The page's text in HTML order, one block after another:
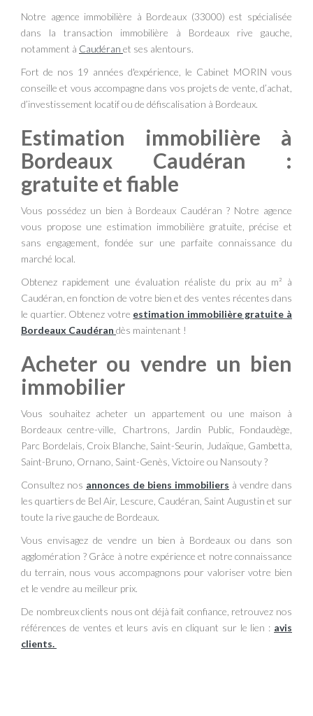
Notre agence immobilière à Bordeaux (33000) est spécialisée
dans la transaction immobilière à Bordeaux rive gauche,
notamment à Caudéran et ses alentours.
Fort de nos 19 années d'expérience, le Cabinet MORIN vous
conseille et vous accompagne dans vos projets de vente, d’achat,
d’investissement locatif ou de défiscalisation à Bordeaux.
Estimation immobilière à
Bordeaux Caudéran :
gratuite et fiable
Vous possédez un bien à Bordeaux Caudéran ? Notre agence
vous propose une estimation immobilière gratuite, précise et
sans engagement, fondée sur une parfaite connaissance du
marché local.
Obtenez rapidement une évaluation réaliste du prix au m² à
Caudéran, en fonction de votre bien et des ventes récentes dans
le quartier. Obtenez votre estimation immobilière gratuite à
Bordeaux Caudéran dès maintenant !
Acheter ou vendre un bien
immobilier
Vous souhaitez acheter un appartement ou une maison à
Bordeaux centre-ville, Chartrons, Jardin Public, Fondaudège,
Parc Bordelais, Croix Blanche, Saint-Seurin, Judaïque, Gambetta,
Saint-Bruno, Ornano, Saint-Genès, Victoire ou Nansouty ?
Consultez nos annonces de biens immobiliers à vendre dans
les quartiers de Bel Air, Lescure, Caudéran, Saint Augustin et sur
toute la rive gauche de Bordeaux.
Vous envisagez de vendre un bien à Bordeaux ou dans son
agglomération ? Grâce à notre expérience et notre connaissance
du terrain, nous vous accompagnons pour valoriser votre bien
et le vendre au meilleur prix.
De nombreux clients nous ont déjà fait confiance, retrouvez nos
références de ventes et leurs avis en cliquant sur le lien : avis
clients.